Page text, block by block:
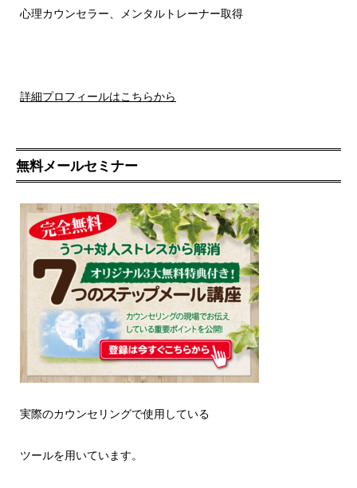
心理カウンセラー、メンタルトレーナー取得
詳細プロフィールはこちらから
無料メールセミナー
実際のカウンセリングで使用している
ツールを用いています。